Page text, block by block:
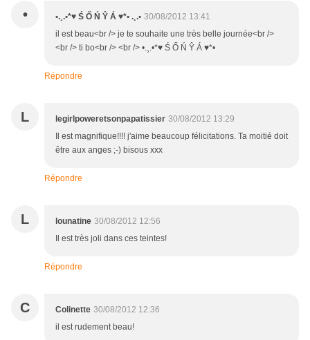
• •.¸.•*♥ Ś Ő Ń Ŷ Á ♥*• .¸.• 30/08/2012 13:41
il est beau<br /> je te souhaite une très belle journée<br />
<br /> ti bo<br /> <br /> •.¸.•*♥ Ś Ő Ń Ŷ Á ♥*•
Répondre
L legirlpoweretsonpapatissier 30/08/2012 13:29
Il est magnifique!!!! j'aime beaucoup félicitations. Ta moitié doit
être aux anges ;-) bisous xxx
Répondre
L lounatine 30/08/2012 12:56
Il est très joli dans ces teintes!
Répondre
C Colinette 30/08/2012 12:36
il est rudement beau!